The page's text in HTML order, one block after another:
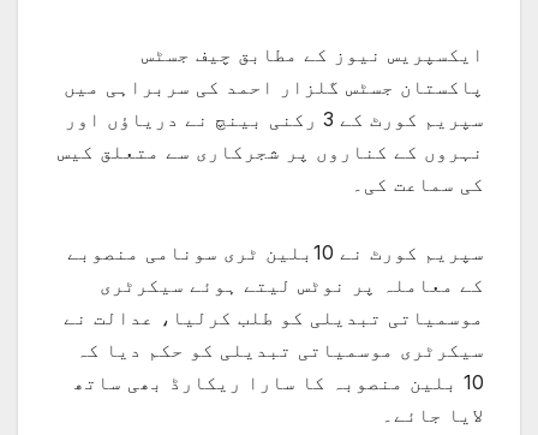
ایکسپریس نیوز کے مطابق چیف جسٹس
پاکستان جسٹس گلزار احمد کی سربراہی میں
سپریم کورٹ کے 3 رکنی بینچ نے دریاؤں اور
نہروں کے کناروں پر شجرکاری سے متعلق کیس
کی سماعت کی۔
سپریم کورٹ نے 10بلین ٹری سونامی منصوبے
کے معاملہ پر نوٹس لیتے ہوئے سیکرٹری
موسمیاتی تبدیلی کو طلب کرلیا، عدالت نے
سیکرٹری موسمیاتی تبدیلی کو حکم دیا کہ
10 بلین منصوبہ کا سارا ریکارڈ بھی ساتھ
لایا جائے۔